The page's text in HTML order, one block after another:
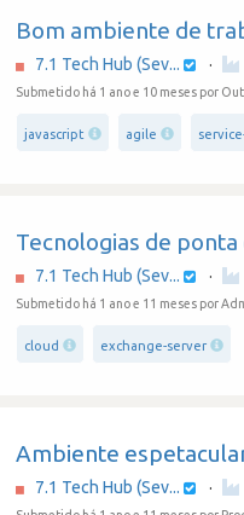
Bom ambiente de
7.1 Tech Hub (Sev... ·
Submetido há 1 ano e 10 meses por
javascript agile
Tecnologias de
7.1 Tech Hub (Sev... ·
Submetido há 1 ano e 11 meses por
cloud exchange-server
Ambiente
7.1 Tech Hub (Sev... ·